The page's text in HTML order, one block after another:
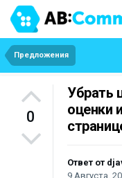
Предложения
0
Убрать
оценки
Ответ от
9 Августа,